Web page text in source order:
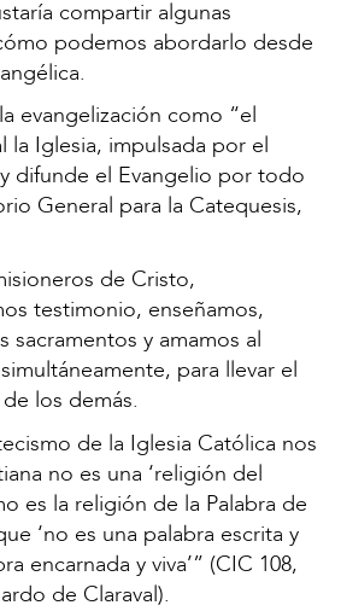
compartir algunas
podemos abordarlo desde
evangelización como “el
la Iglesia, impulsada por el
difunde el Evangelio por todo
General para la Catequesis,
de Cristo,
testimonio, enseñamos,
sacramentos y amamos al
para llevar el
los demás.
de la Iglesia Católica nos
no es una ‘religión del
es la religión de la Palabra de
‘no es una palabra escrita y
encarnada y viva’” (CIC 108,
de Claraval).